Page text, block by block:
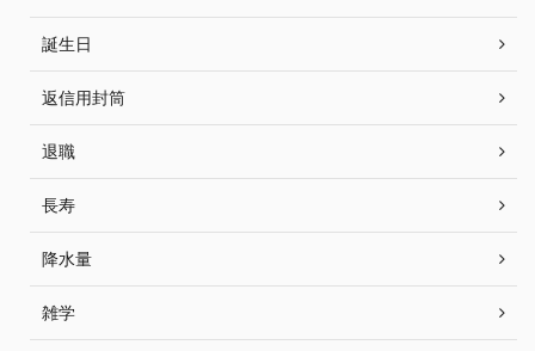
誕生日
返信用封筒
退職
長寿
降水量
雑学